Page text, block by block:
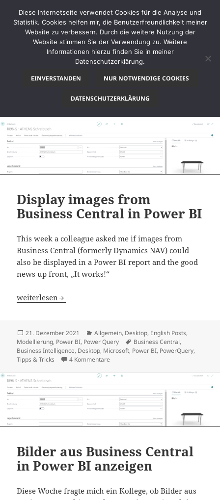
Dezember 2021
Display images from
Business Central in Power BI
This week a colleague asked me if images from
Business Central (formerly Dynamics NAV) could
also be displayed in a Power BI report and the good
news up front, „It works!“
Display images from Business Central in Power BI
weiterlesen
Veröffentlicht
am
21. Dezember 2021 Kategorien
Allgemein, Desktop, English Posts,
Modellierung, Power BI, Power Query Schlagwörter
Business Central,
Business Intelligence, Desktop, Microsoft, Power BI, PowerQuery,
Tipps & Tricks
4 Kommentare
Bilder aus Business Central
in Power BI anzeigen
Diese Woche fragte mich ein Kollege, ob Bilder aus
Diese Internetseite verwendet Cookies für die Analyse und
Statistik. Cookies helfen mir, die Benutzerfreundlichkeit meiner
Website zu verbessern. Durch die weitere Nutzung der
Website stimmen Sie der Verwendung zu. Weitere
Informationen hierzu finden Sie in meiner
Datenschutzerklärung.
EINVERSTANDEN NUR NOTWENDIGE COOKIES
DATENSCHUTZERKLÄRUNG